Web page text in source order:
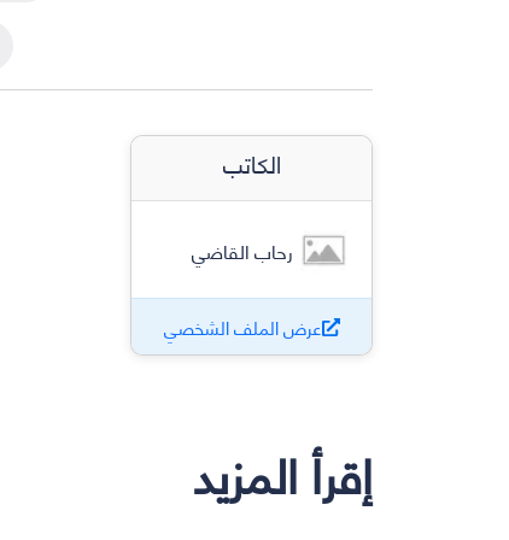
الكاتب
رحاب القاضي
عرض الملف الشخصي
إقرأ المزيد